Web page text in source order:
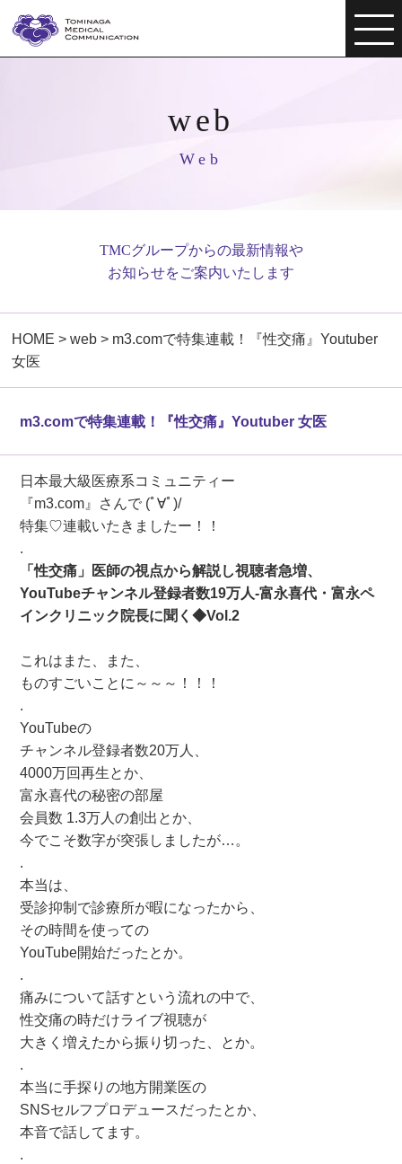
web
Web
TMCグループからの最新情報や
お知らせをご案内いたします
HOME >web > m3.comで特集連載！『性交痛』Youtuber
女医
m3.comで特集連載！『性交痛』Youtuber 女医
日本最大級医療系コミュニティー
『m3.com 』さんで (ﾟ∀ﾟ)/
特集♡連載いたきましたー！！
.
「性交痛」医師の視点から解説し視聴者急増、
YouTubeチャンネル登録者数19万人-富永喜代・富永ペ
インクリニック院長に聞く◆Vol.2
これはまた、また、
ものすごいことに～～～！！！
.
YouTubeの
チャンネル登録者数20万人、
4000万回再生とか、
富永喜代の秘密の部屋
会員数 1.3万人の創出とか、
今でこそ数字が突張しましたが…。
.
本当は、
受診抑制で診療所が暇になったから、
その時間を使っての
YouTube開始だったとか。
.
痛みについて話すという流れの中で、
性交痛の時だけライブ視聴が
大きく増えたから振り切った、とか。
.
本当に手探りの地方開業医の
SNSセルフプロデュースだったとか、
本音で話してます。
.